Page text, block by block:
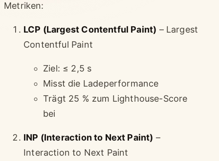
Metriken:
LCP (Largest Contentful Paint) – Largest
Contentful Paint
Ziel: ≤ 2,5 s
Misst die Ladeperformance
Trägt 25 % zum Lighthouse-Score
bei
INP (Interaction to Next Paint) –
Interaction to Next Paint